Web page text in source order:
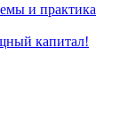
и практика
капитал!